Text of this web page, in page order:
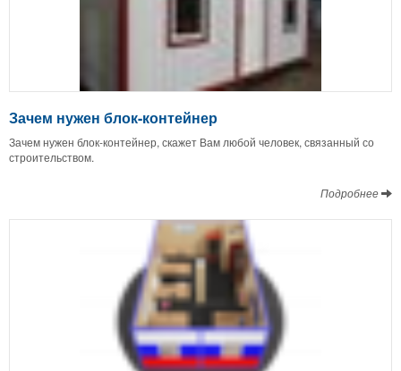
Зачем нужен блок-контейнер
Зачем нужен блок-контейнер, скажет Вам любой человек, связанный со
строительством.
Подробнее